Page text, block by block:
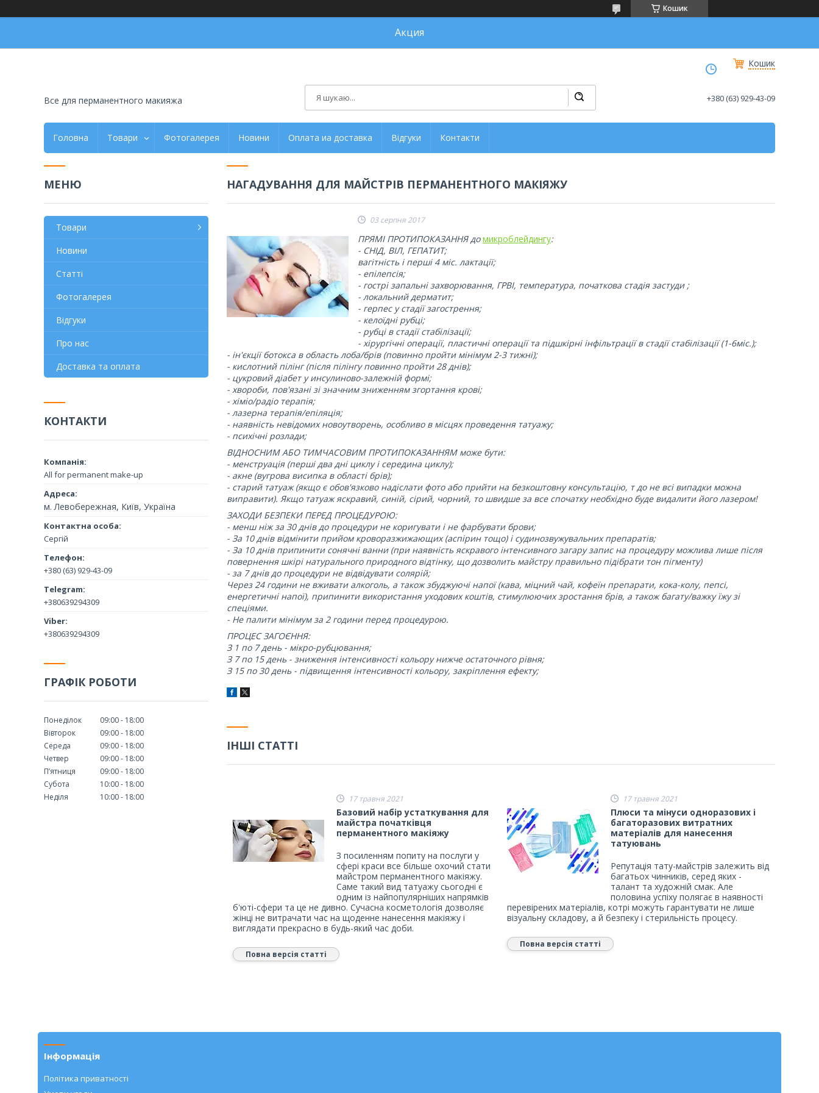
Кошик
Акция
Кошик
Все для перманентного макияжа +380 (63) 929-43-09
Головна Товари Фотогалерея Новини Оплата иа доставка Відгуки Контакти
НАГАДУВАННЯ ДЛЯ МАЙСТРІВ ПЕРМАНЕНТНОГО МАКІЯЖУ
03 серпня 2017
ПРЯМІ ПРОТИПОКАЗАННЯ домикроблейдингу:
- СНІД, ВІЛ, ГЕПАТИТ;
вагітність і перші 4 міс. лактації;
- епілепсія;
- гострі запальні захворювання, ГРВІ, температура, початкова стадія застуди ;
- локальний дерматит;
- герпес у стадії загострення;
- келоїдні рубці;
- рубці в стадії стабілізації;
- хірургічні операції, пластичні операції та підшкірні інфільтрації в стадії стабілізації (1-6міс.);
- ін'єкції ботокса в область лоба/брів (повинно пройти мінімум 2-3 тижні);
- кислотний пілінг (після пілінгу повинно пройти 28 днів);
- цукровий діабет у инсулиново-залежній формі;
- хвороби, пов'язані зі значним зниженням згортання крові;
- хіміо/радіо терапія;
- лазерна терапія/епіляція;
- наявність невідомих новоутворень, особливо в місцях проведення татуажу;
- психічні розлади;
ВІДНОСНИМ АБО ТИМЧАСОВИМ ПРОТИПОКАЗАННЯМ може бути:
- менструація (перші два дні циклу і середина циклу);
- акне (вугрова висипка в області брів);
- старий татуаж (якщо є обов'язково надіслати фото або прийти на безкоштовну консультацію, т до не всі випадки можна
виправити). Якщо татуаж яскравий, синій, сірий, чорний, то швидше за все спочатку необхідно буде видалити його лазером!
ЗАХОДИ БЕЗПЕКИ ПЕРЕД ПРОЦЕДУРОЮ:
- менш ніж за 30 днів до процедури не коригувати і не фарбувати брови;
- За 10 днів відмінити прийом кроворазжижающих (аспірин тощо) і судинозвужувальних препаратів;
- За 10 днів припинити сонячні ванни (при наявність яскравого інтенсивного загару запис на процедуру можлива лише після
повернення шкірі натурального природного відтінку, що дозволить майстру правильно підібрати тон пігменту)
- за 7 днів до процедури не відвідувати солярій;
Через 24 години не вживати алкоголь, а також збуджуючі напої (кава, міцний чай, кофеїн препарати, кока-колу, пепсі,
енергетичні напої), припинити використання уходових коштів, стимулюючих зростання брів, а також багату/важку їжу зі
спеціями.
- Не палити мінімум за 2 години перед процедурою.
ПРОЦЕС ЗАГОЄННЯ:
З 1 по 7 день - мікро-рубцювання;
З 7 по 15 день - зниження інтенсивності кольору нижче остаточного рівня;
З 15 по 30 день - підвищення інтенсивності кольору, закріплення ефекту;
ІНШІ СТАТТІ
17 травня 2021
Базовий набір устаткування для
майстра початківця
перманентного макіяжу
З посиленням попиту на послуги у
сфері краси все більше охочий стати
майстром перманентного макіяжу.
Саме такий вид татуажу сьогодні є
одним із найпопулярніших напрямків
б'юті-сфери та це не дивно. Сучасна косметологія дозволяє
жінці не витрачати час на щоденне нанесення макіяжу і
виглядати прекрасно в будь-який час доби.
Повна версія статті
17 травня 2021
Плюси та мінуси одноразових і
багаторазових витратних
матеріалів для нанесення
татуювань
Репутація тату-майстрів залежить від
багатьох чинників, серед яких -
талант та художній смак. Але
половина успіху полягає в наявності
перевірених матеріалів, котрі можуть гарантувати не лише
візуальну складову, а й безпеку і стерильність процесу.
Повна версія статті
Товари
Новини
Статті
Фотогалерея
Відгуки
Про нас
Доставка та оплата
КОНТАКТИ
All for permanent make-up
м. Левобережная, Київ, Україна
Сергій
+380 (63) 929-43-09
+380639294309
+380639294309
ГРАФІК РОБОТИ
Понеділок 09:00
18:00
Вівторок
09:00
18:00
Середа
09:00
18:00
Четвер
09:00
18:00
Пʼятниця
09:00
18:00
Субота
10:00
18:00
Неділя
10:00 18:00
Інформація
Політика приватності